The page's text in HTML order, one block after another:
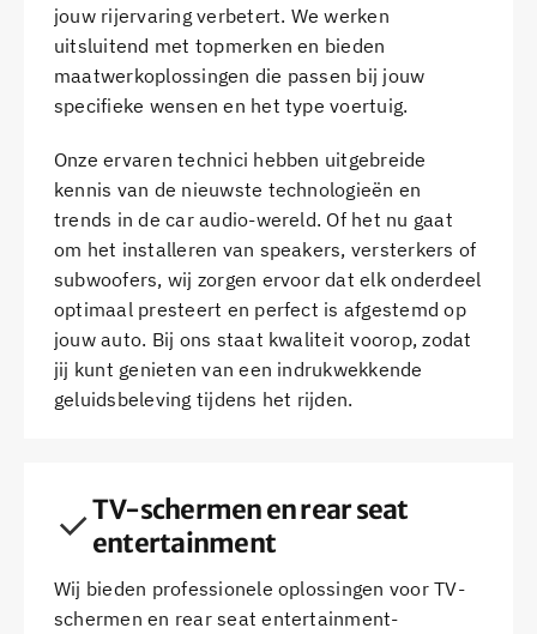
jouw rijervaring verbetert. We werken
uitsluitend met topmerken en bieden
maatwerkoplossingen die passen bij jouw
specifieke wensen en het type voertuig.
Onze ervaren technici hebben uitgebreide
kennis van de nieuwste technologieën en
trends in de car audio-wereld. Of het nu gaat
om het installeren van speakers, versterkers of
subwoofers, wij zorgen ervoor dat elk onderdeel
optimaal presteert en perfect is afgestemd op
jouw auto. Bij ons staat kwaliteit voorop, zodat
jij kunt genieten van een indrukwekkende
geluidsbeleving tijdens het rijden.
TV-schermen en rear seat
entertainment
Wij bieden professionele oplossingen voor TV-
schermen en rear seat entertainment-